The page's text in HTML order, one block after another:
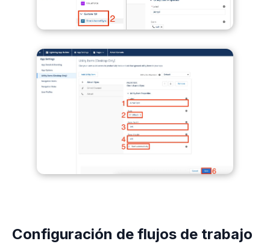
Configuración de flujos de trabajo